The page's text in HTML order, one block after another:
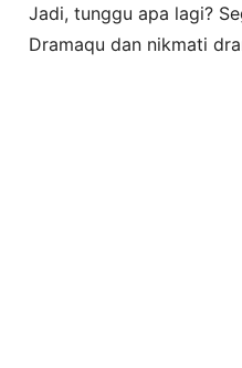
Jadi, tunggu apa lagi?
Dramaqu dan nikmati